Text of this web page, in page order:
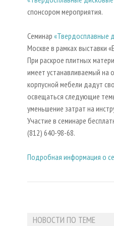
спонсором мероприятия.
Семинар «Твердосплавные
Москве в рамках
При раскрое плитных
имеет устанавливаемый на
корпусной мебели дадут
освещаться следующие
уменьшение затрат на
Участие в семинаре
(812) 640-98-68.
Подробная информация о
НОВОСТИ ПО ТЕМЕ